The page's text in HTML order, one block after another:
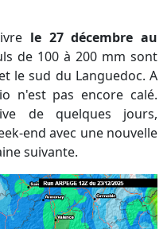
le 27 décembre au
de 100 à 200 mm sont
le sud du Languedoc. A
n'est pas encore calé.
de quelques jours,
end avec une nouvelle
suivante.